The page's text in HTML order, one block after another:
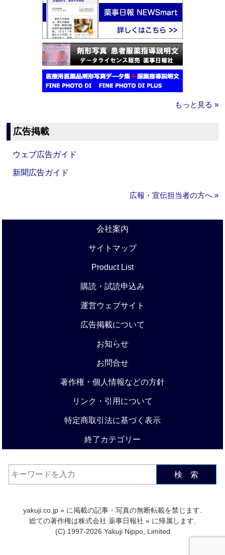
もっと見る »
広告掲載
ウェブ広告ガイド
新聞広告ガイド
広報・宣伝担当者の方へ »
会社案内
サイトマップ
Product List
購読・試読申込み
運営ウェブサイト
広告掲載について
お知らせ
お問合せ
著作権・個人情報などの方針
リンク・引用について
特定商取引法に基づく表示
終了カテゴリー
検 索
yakuji.co.jp » に掲載の記事・写真の無断転載を禁じます.
総ての著作権は株式会社 薬事日報社 » に帰属します.
(C) 1997-2026 Yakuji Nippo, Limited